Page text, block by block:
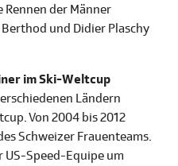
Rennen der Männer
und Didier Plaschy
im Ski-Weltcup
Ländern
Von 2004 bis 2012
Schweizer Frauenteams.
Speed-Equipe um